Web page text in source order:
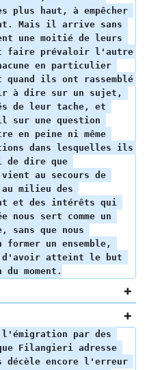
plus haut, à empêcher
Mais il arrive sans
une moitié de leurs
faire prévaloir l'autre
en particulier
quand ils ont rassemblé
à dire sur un sujet,
de leur tache, et
sur une question
en peine ni même
dans lesquelles ils
de dire que
au secours de
milieu des
et des intérêts qui
nous sert comme un
sans que nous
un ensemble,
d'avoir atteint le but
moment.
l'émigration par des
Filangieri adresse
décèle encore l'erreur